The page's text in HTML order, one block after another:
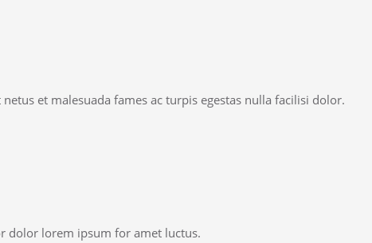
et malesuada fames ac turpis egestas nulla facilisi dolor.
dolor lorem ipsum for amet luctus.